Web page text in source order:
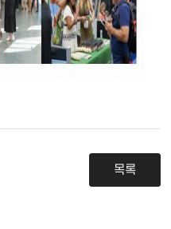
목록